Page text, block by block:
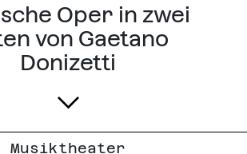
Oper in zwei
von Gaetano
Donizetti
Musiktheater